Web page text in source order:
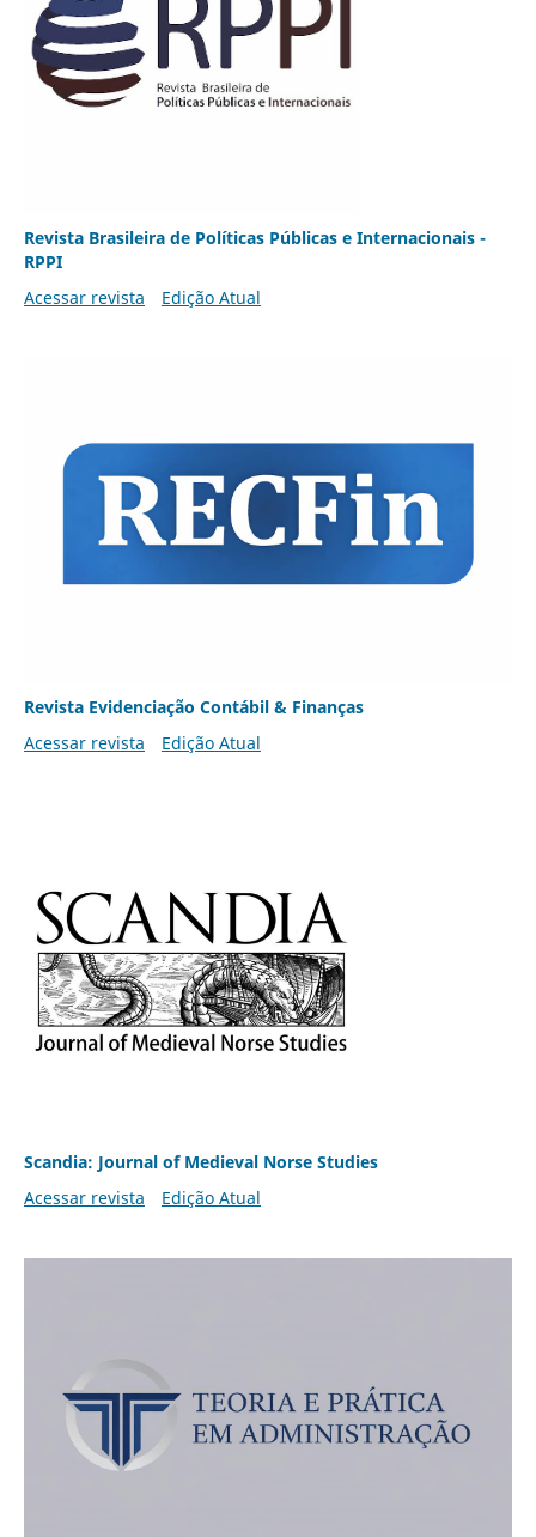
Revista Brasileira de Políticas Públicas e Internacionais -
RPPI
Acessar revista
Edição Atual
Revista Evidenciação Contábil & Finanças
Acessar revista
Edição Atual
Scandia: Journal of Medieval Norse Studies
Acessar revista
Edição Atual